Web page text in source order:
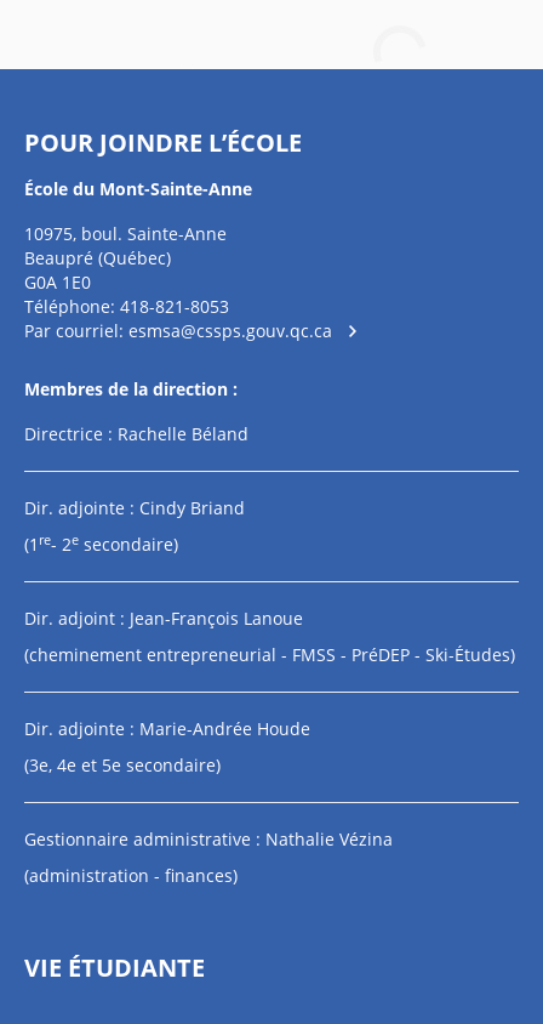
POUR JOINDRE L’ÉCOLE
École du Mont-Sainte-Anne
10975, boul. Sainte-Anne
Beaupré (Québec)
G0A 1E0
Téléphone: 418-821-8053
Par courriel: esmsa@cssps.gouv.qc.ca
Membres de la direction :
Directrice : Rachelle Béland
Dir. adjointe : Cindy Briand
(1 re- 2e secondaire)
Dir. adjoint : Jean-François Lanoue
(cheminement entrepreneurial - FMSS - PréDEP - Ski-Études)
Dir. adjointe : Marie-Andrée Houde
(3e, 4e et 5e secondaire)
Gestionnaire administrative : Nathalie Vézina
(administration - finances)
VIE ÉTUDIANTE